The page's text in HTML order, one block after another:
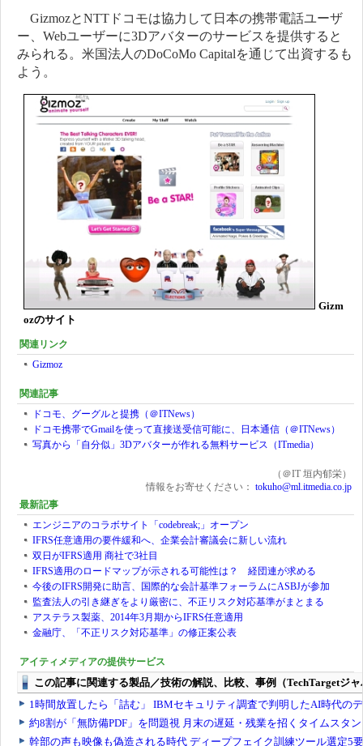
GizmozとNTTドコモは協力して日本の携帯電話ユーザ
ー、Webユーザーに3Dアバターのサービスを提供すると
みられる。米国法人のDoCoMo Capitalを通じて出資するも
よう。
Gizm
ozのサイト
関連リンク
Gizmoz
関連記事
ドコモ、グーグルと提携（＠ITNews）
ドコモ携帯でGmailを使って直接送受信可能に、日本通信（＠ITNews）
写真から「自分似」3Dアバターが作れる無料サービス（ITmedia）
（＠IT 垣内郁栄）
情報をお寄せください： tokuho@ml.itmedia.co.jp
最新記事
エンジニアのコラボサイト「codebreak;」オープン
IFRS任意適用の要件緩和へ、企業会計審議会に新しい流れ
双日がIFRS適用 商社で3社目
IFRS適用のロードマップが示される可能性は？ 経団連が求める
今後のIFRS開発に助言、国際的な会計基準フォーラムにASBJが参加
監査法人の引き継ぎをより厳密に、不正リスク対応基準がまとまる
アステラス製薬、2014年3月期からIFRS任意適用
金融庁、「不正リスク対応基準」の修正案公表
アイティメディアの提供サービス